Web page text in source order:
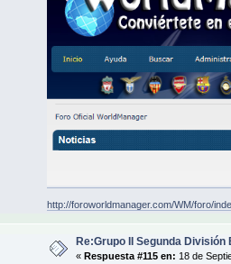
http://foroworldmanager.com/WM/foro/
Re:Grupo II Segunda División
« Respuesta #115 en: 18 de